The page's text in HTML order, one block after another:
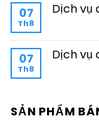
07
Th8
Dịch vụ
07
Th8
Dịch vụ
SẢN PHẨM